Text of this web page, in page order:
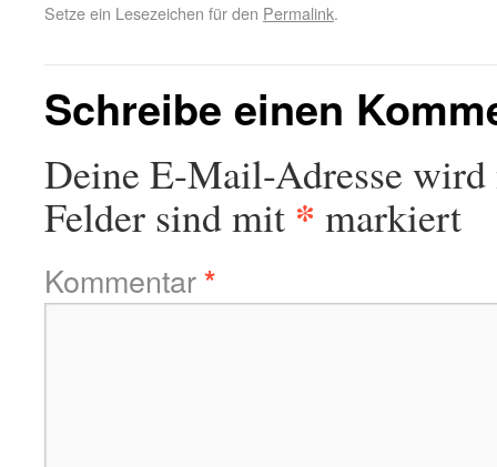
Setze ein Lesezeichen für den Permalink.
Schreibe einen
Deine E-Mail-Adresse
Felder sind mit * markiert
Kommentar*